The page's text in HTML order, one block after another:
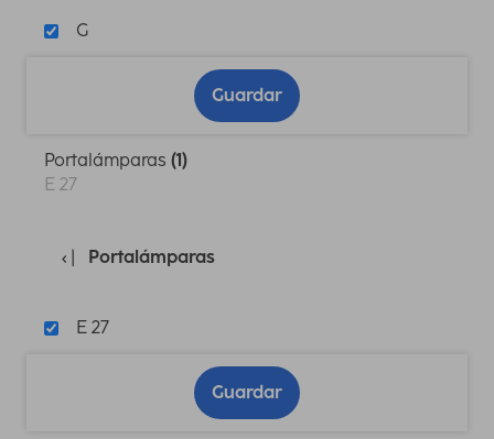
G
Guardar
Portalámparas (1)
E 27
Portalámparas
E 27
Guardar